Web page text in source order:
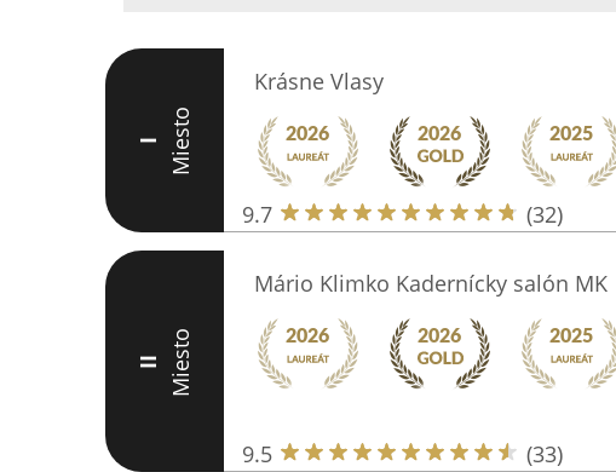
I Miesto
Krásne Vlasy
9.7 (32)
II Miesto
Mário Klimko Kadernícky salón MK
9.5 (33)